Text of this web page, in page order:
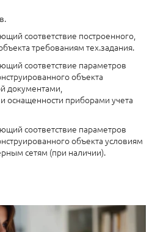
соответствие построенного,
требованиям тех.задания.
соответствие параметров
объекта
документами,
оснащенности приборами учета
соответствие параметров
объекта условиям
сетям (при наличии).